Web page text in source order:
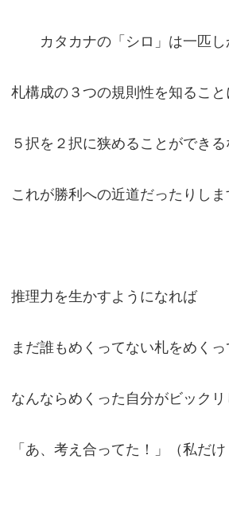
カタカナの「シロ」は一匹し
札構成の３つの規則性を知ること
５択を２択に狭めることができ
これが勝利への近道だったりしま
推理力を生かすようになれば
まだ誰もめくってない札をめく
なんならめくった自分がビックリ
「あ、考え合ってた！」（私だけ